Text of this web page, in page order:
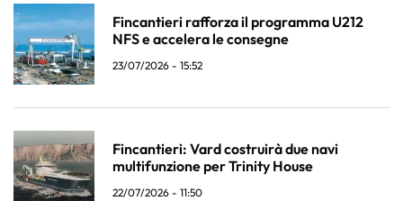
Fincantieri rafforza il programma U212
NFS e accelera le consegne
23/07/2026 - 15:52
Fincantieri: Vard costruirà due navi
multifunzione per Trinity House
22/07/2026 - 11:50